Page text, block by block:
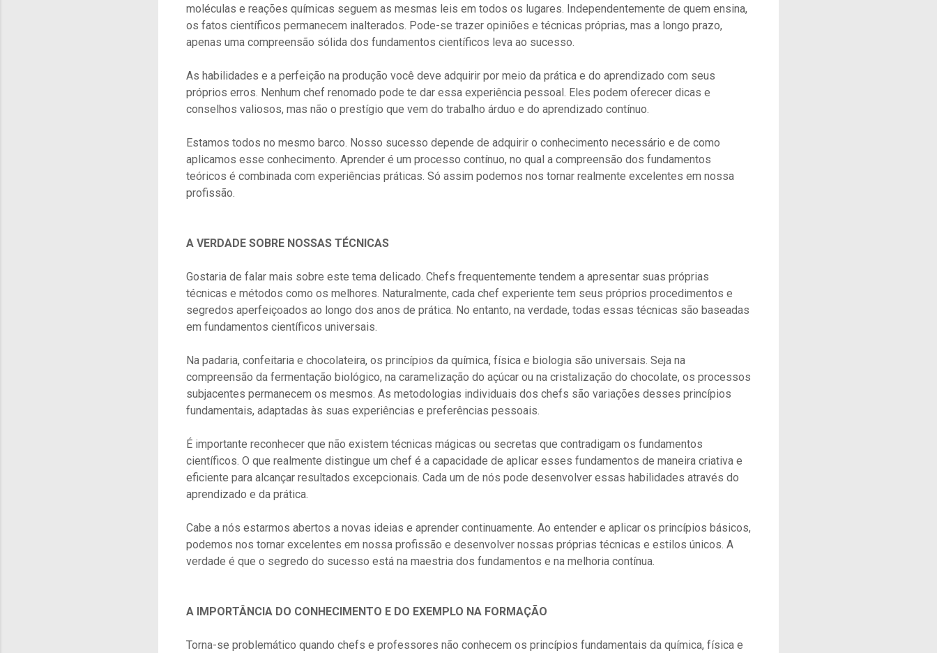
moléculas e reações químicas seguem as mesmas leis em todos os lugares. Independentemente de quem ensina,
os fatos científicos permanecem inalterados. Pode-se trazer opiniões e técnicas próprias, mas a longo prazo,
apenas uma compreensão sólida dos fundamentos científicos leva ao sucesso.
As habilidades e a perfeição na produção você deve adquirir por meio da prática e do aprendizado com seus
próprios erros. Nenhum chef renomado pode te dar essa experiência pessoal. Eles podem oferecer dicas e
conselhos valiosos, mas não o prestígio que vem do trabalho árduo e do aprendizado contínuo.
Estamos todos no mesmo barco. Nosso sucesso depende de adquirir o conhecimento necessário e de como
aplicamos esse conhecimento. Aprender é um processo contínuo, no qual a compreensão dos fundamentos
teóricos é combinada com experiências práticas. Só assim podemos nos tornar realmente excelentes em nossa
profissão.
A VERDADE SOBRE NOSSAS TÉCNICAS
Gostaria de falar mais sobre este tema delicado. Chefs frequentemente tendem a apresentar suas próprias
técnicas e métodos como os melhores. Naturalmente, cada chef experiente tem seus próprios procedimentos e
segredos aperfeiçoados ao longo dos anos de prática. No entanto, na verdade, todas essas técnicas são baseadas
em fundamentos científicos universais.
Na padaria, confeitaria e chocolateira, os princípios da química, física e biologia são universais. Seja na
compreensão da fermentação biológico, na caramelização do açúcar ou na cristalização do chocolate, os processos
subjacentes permanecem os mesmos. As metodologias individuais dos chefs são variações desses princípios
fundamentais, adaptadas às suas experiências e preferências pessoais.
É importante reconhecer que não existem técnicas mágicas ou secretas que contradigam os fundamentos
científicos. O que realmente distingue um chef é a capacidade de aplicar esses fundamentos de maneira criativa e
eficiente para alcançar resultados excepcionais. Cada um de nós pode desenvolver essas habilidades através do
aprendizado e da prática.
Cabe a nós estarmos abertos a novas ideias e aprender continuamente. Ao entender e aplicar os princípios básicos,
podemos nos tornar excelentes em nossa profissão e desenvolver nossas próprias técnicas e estilos únicos. A
verdade é que o segredo do sucesso está na maestria dos fundamentos e na melhoria contínua.
A IMPORTÂNCIA DO CONHECIMENTO E DO EXEMPLO NA FORMAÇÃO
Torna-se problemático quando chefs e professores não conhecem os princípios fundamentais da química, física e